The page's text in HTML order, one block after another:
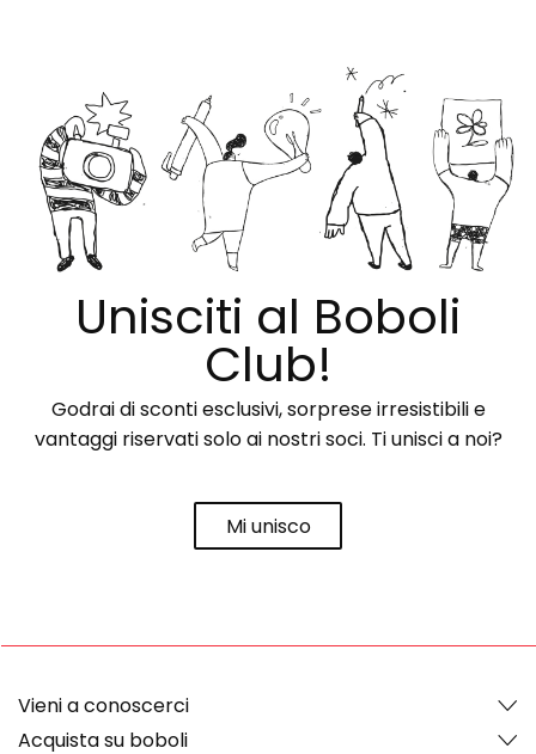
Unisciti al Boboli
Club!
Godrai di sconti esclusivi, sorprese irresistibili e
vantaggi riservati solo ai nostri soci. Ti unisci a noi?
Mi unisco
Vieni a conoscerci
Acquista su boboli